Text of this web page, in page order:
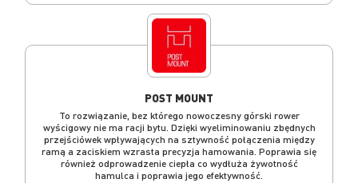
POST MOUNT
To rozwiązanie, bez którego nowoczesny górski rower
wyścigowy nie ma racji bytu. Dzięki wyeliminowaniu zbędnych
przejściówek wpływających na sztywność połączenia między
ramą a zaciskiem wzrasta precyzja hamowania. Poprawia się
również odprowadzenie ciepła co wydłuża żywotność
hamulca i poprawia jego efektywność.